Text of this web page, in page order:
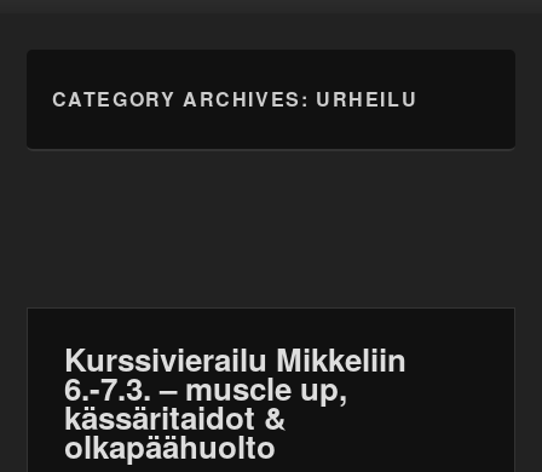
CATEGORY ARCHIVES: URHEILU
Kurssivierailu Mikkeliin
6.-7.3. – muscle up,
kässäritaidot &
olkapäähuolto